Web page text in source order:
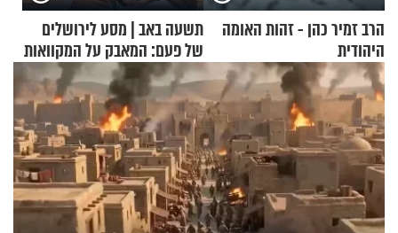
הרב זמיר כהן - זהות האומה
היהודית
תשעה באב | מסע לירושלים
של פעם: המאבק על המקוואות